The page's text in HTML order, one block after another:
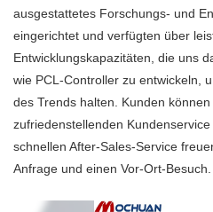
ausgestattetes Forschungs- und
eingerichtet und verfügten über
Entwicklungskapazitäten, die uns
wie PCL-Controller zu entwickeln,
des Trends halten. Kunden
zufriedenstellenden
schnellen After-Sales-Service
Anfrage und einen Vor-Ort-Besuch.